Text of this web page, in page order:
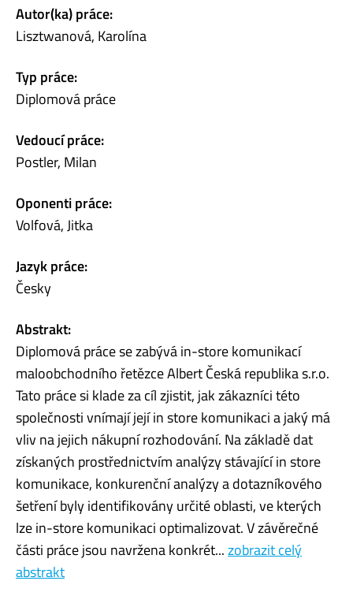
Autor(ka) práce:
Lisztwanová, Karolína
Typ práce:
Diplomová práce
Vedoucí práce:
Postler, Milan
Oponenti práce:
Volfová, Jitka
Jazyk práce:
Česky
Abstrakt:
Diplomová práce se zabývá in-store komunikací
maloobchodního řetězce Albert Česká republika s.r.o.
Tato práce si klade za cíl zjistit, jak zákazníci této
společnosti vnímají její in store komunikaci a jaký má
vliv na jejich nákupní rozhodování. Na základě dat
získaných prostřednictvím analýzy stávající in store
komunikace, konkurenční analýzy a dotazníkového
šetření byly identifikovány určité oblasti, ve kterých
lze in-store komunikaci optimalizovat. V závěrečné
části práce jsou navržena konkrét...zobrazit celý
abstrakt